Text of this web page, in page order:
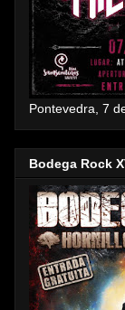
Pontevedra, 7
Bodega Rock